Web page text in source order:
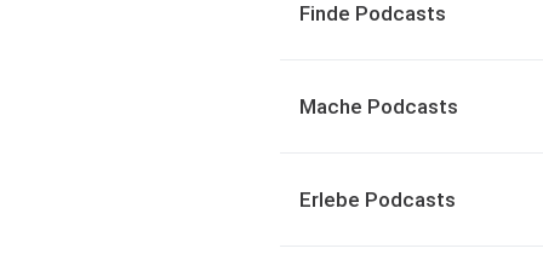
Finde Podcasts
Mache Podcasts
Erlebe Podcasts